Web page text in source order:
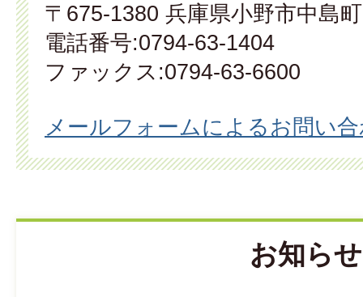
〒675-1380 兵庫県小野市中島
電話番号:0794-63-1404
ファックス:0794-63-6600
メールフォームによるお問い
お知らせ